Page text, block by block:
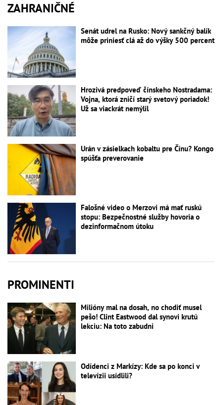
ZAHRANIČNÉ
Senát udrel na Rusko: Nový sankčný balík
môže priniesť clá až do výšky 500 percent
Hrozivá predpoveď čínskeho Nostradama:
Vojna, ktorá zničí starý svetový poriadok!
Už sa viackrát nemýlil
Urán v zásielkach kobaltu pre Čínu? Kongo
spúšťa preverovanie
Falošné video o Merzovi má mať ruskú
stopu: Bezpečnostné služby hovoria o
dezinformačnom útoku
PROMINENTI
Milióny mal na dosah, no chodiť musel
pešo! Clint Eastwood dal synovi krutú
lekciu: Na toto zabudni
Odídenci z Markízy: Kde sa po konci v
televízii usídlili?